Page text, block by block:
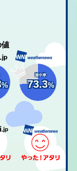
%
適中率
73.3%